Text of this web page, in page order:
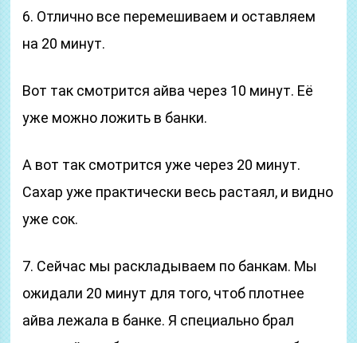
6. Отлично все перемешиваем и оставляем
на 20 минут.
Вот так смотрится айва через 10 минут. Её
уже можно ложить в банки.
А вот так смотрится уже через 20 минут.
Сахар уже практически весь растаял, и видно
уже сок.
7. Сейчас мы раскладываем по банкам. Мы
ожидали 20 минут для того, чтоб плотнее
айва лежала в банке. Я специально брал